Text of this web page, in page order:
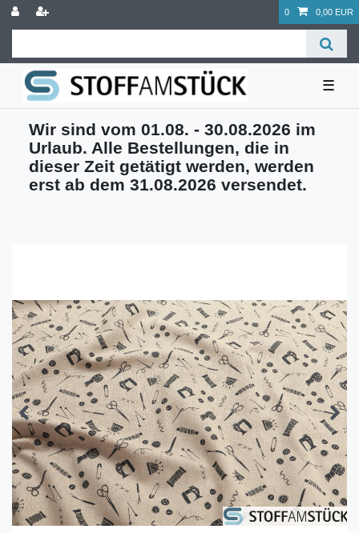
0 0,00 EUR
☰
Wir sind vom 01.08. - 30.08.2026 im
Urlaub. Alle Bestellungen, die in
dieser Zeit getätigt werden, werden
erst ab dem 31.08.2026 versendet.